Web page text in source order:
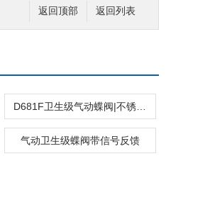
返回列表
返回顶部
气动卫生级蝶阀带信号反馈